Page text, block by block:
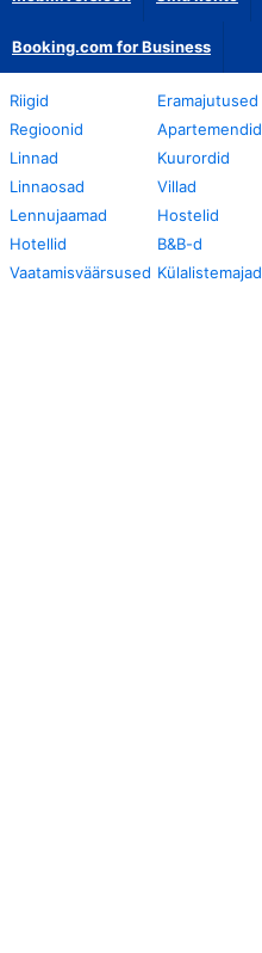
Booking.com for Business
Riigid
Regioonid
Linnad
Linnaosad
Lennujaamad
Hotellid
Vaatamisväärsused
Eramajutused
Apartemendid
Kuurordid
Villad
Hostelid
B&B-d
Külalistemajad